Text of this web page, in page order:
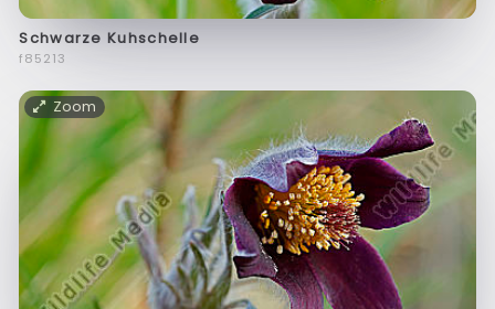
Schwarze Kuhschelle
f85213
Zoom